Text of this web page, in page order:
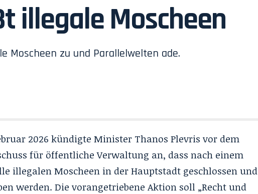
illegale Moscheen
Moscheen zu und Parallelwelten ade.
2026 kündigte Minister Thanos Plevris vor dem
für öffentliche Verwaltung an, dass nach einem
illegalen Moscheen in der Hauptstadt geschlossen und
werden. Die vorangetriebene Aktion soll „Recht und